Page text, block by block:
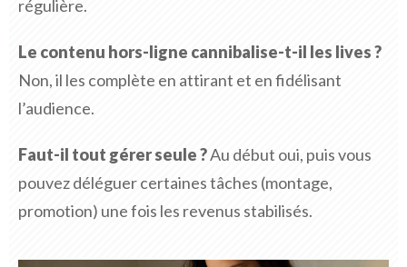
régulière.
Le contenu hors-ligne cannibalise-t-il les lives ?
Non, il les complète en attirant et en fidélisant
l’audience.
Faut-il tout gérer seule ?Au début oui, puis vous
pouvez déléguer certaines tâches (montage,
promotion) une fois les revenus stabilisés.